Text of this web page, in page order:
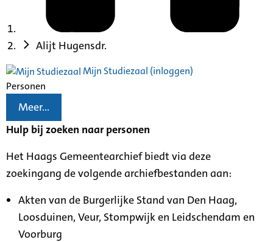
Alijt Hugensdr.
Mijn Studiezaal (inloggen)
Personen
Meer...
Hulp bij zoeken naar personen
Het Haags Gemeentearchief biedt via deze
zoekingang de volgende archiefbestanden aan:
Akten van de Burgerlijke Stand van Den Haag,
Loosduinen, Veur, Stompwijk en Leidschendam en
Voorburg